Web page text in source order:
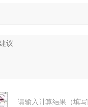
请输入计算结果（填